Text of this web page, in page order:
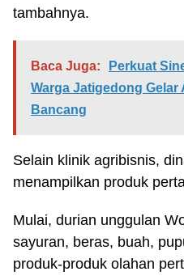
tambahnya.
Baca Juga:
Perkuat
Warga Jatigedong
Bancang
Selain klinik agribisnis,
menampilkan produk
Mulai, durian unggulan
sayuran, beras, buah,
produk-produk olahan